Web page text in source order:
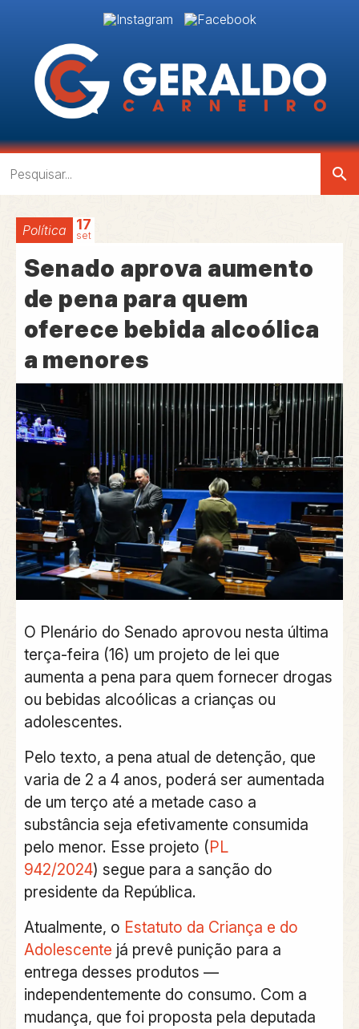
search
Política 17
set
Senado aprova aumento
de pena para quem
oferece bebida alcoólica
a menores
O Plenário do Senado aprovou nesta última
terça-feira (16) um projeto de lei que
aumenta a pena para quem fornecer drogas
ou bebidas alcoólicas a crianças ou
adolescentes.
Pelo texto, a pena atual de detenção, que
varia de 2 a 4 anos, poderá ser aumentada
de um terço até a metade caso a
substância seja efetivamente consumida
pelo menor. Esse projeto (PL
942/2024) segue para a sanção do
presidente da República.
Atualmente, o Estatuto da Criança e do
Adolescente já prevê punição para a
entrega desses produtos —
independentemente do consumo. Com a
mudança, que foi proposta pela deputada